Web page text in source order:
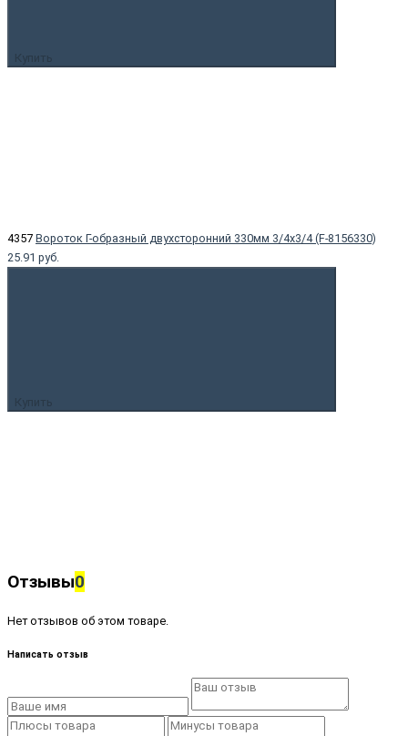
Купить
4357 Вороток Г-образный двухсторонний 330мм 3/4х3/4 (F-8156330)
25.91 руб.
Купить
Отзывы0
Нет отзывов об этом товаре.
Написать отзыв